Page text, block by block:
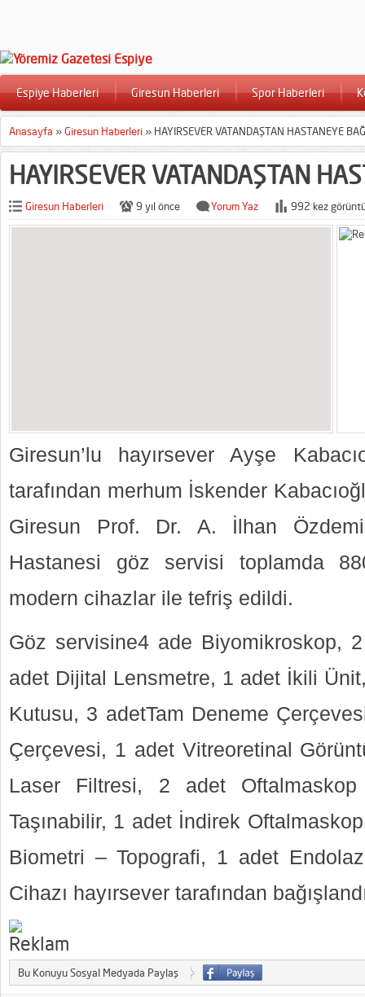
Espiye Haberleri Giresun Haberleri Spor Haberleri
Anasayfa »Giresun Haberleri » HAYIRSEVER VATANDAŞTAN HASTANEYE
HAYIRSEVER VATANDAŞTAN
Giresun Haberleri 9 yıl önce Yorum Yaz 992 kez
Giresun’lu hayırsever Ayşe
tarafından merhum İskender
Giresun Prof. Dr. A. İlhan
Hastanesi göz servisi toplamda
modern cihazlar ile tefriş edildi.
Göz servisine4 ade Biyomikroskop,
adet Dijital Lensmetre, 1 adet İkili
Kutusu, 3 adetTam Deneme
Çerçevesi, 1 adet Vitreoretinal
Laser Filtresi, 2 adet
Taşınabilir, 1 adet İndirek
Biometri – Topografi, 1 adet
Cihazı hayırsever tarafından
Bu Konuyu Sosyal Medyada Paylaş